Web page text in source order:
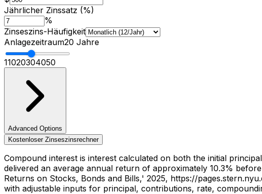
Jährlicher Zinssatz (%)
%
Zinseszins-Häufigkeit
Anlagezeitraum20 Jahre
11020304050
Advanced Options
Kostenloser Zinseszinsrechner
Compound interest is interest calculated on both the initial
delivered an average annual return of approximately 10.3%
Returns on Stocks, Bonds and Bills,' 2025, https://
with adjustable inputs for principal, contributions, rate,